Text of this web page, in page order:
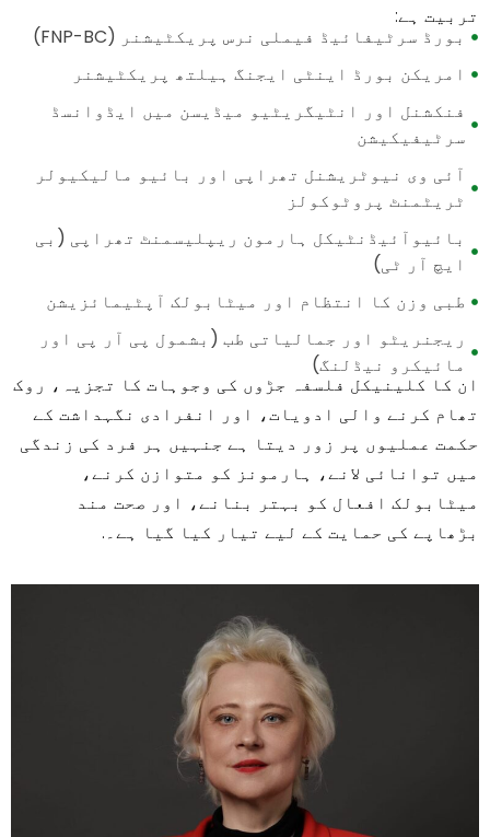
تربیت ہے:
بورڈ سرٹیفائیڈ فیملی نرس پریکٹیشنر (FNP-BC)
امریکن بورڈ اینٹی ایجنگ ہیلتھ پریکٹیشنر
فنکشنل اور انٹیگریٹیو میڈیسن میں ایڈوانسڈ
سرٹیفیکیشن
آئی وی نیوٹریشنل تھراپی اور بائیو مالیکیولر
ٹریٹمنٹ پروٹوکولز
بائیوآئیڈنٹیکل ہارمون ریپلیسمنٹ تھراپی (بی
ایچ آر ٹی)
طبی وزن کا انتظام اور میٹابولک آپٹیمائزیشن
ریجنریٹو اور جمالیاتی طب (بشمول پی آر پی اور
مائیکرو نیڈلنگ)
ان کا کلینیکل فلسفہ جڑوں کی وجوہات کا تجزیہ، روک
تھام کرنے والی ادویات، اور انفرادی نگہداشت کے
حکمت عملیوں پر زور دیتا ہے جنہیں ہر فرد کی زندگی
میں توانائی لانے، ہارمونز کو متوازن کرنے،
میٹابولک افعال کو بہتر بنانے، اور صحت مند
بڑھاپے کی حمایت کے لیے تیار کیا گیا ہے۔.